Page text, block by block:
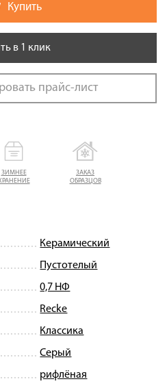
ЗИМНЕЕ
ЗАКАЗ
ОБРАЗЦОВ
Керамический
Пустотелый
0,7 НФ
Recke
Классика
Серый
рифлёная
Купить
в 1 клик
прайс-лист